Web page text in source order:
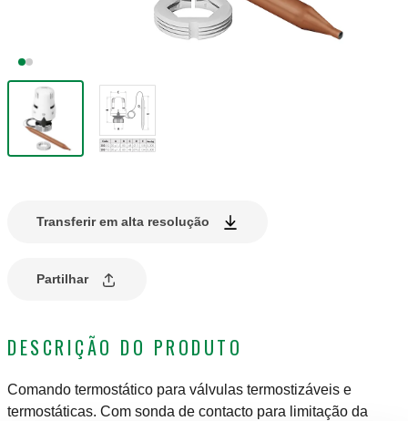
Transferir em alta resolução
Partilhar
DESCRIÇÃO DO PRODUTO
Comando termostático para válvulas termostizáveis e
termostáticas. Com sonda de contacto para limitação da